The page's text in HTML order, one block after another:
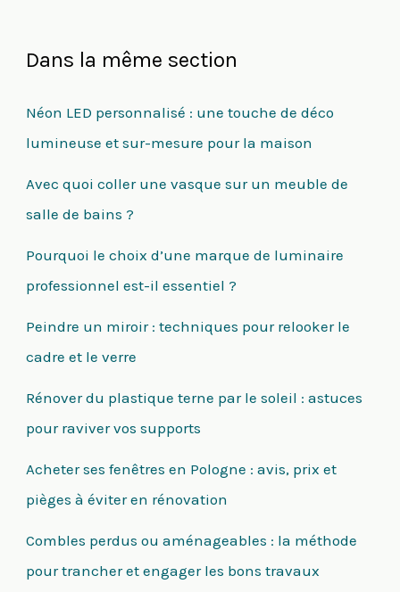
Dans la même section
Néon LED personnalisé : une touche de déco
lumineuse et sur-mesure pour la maison
Avec quoi coller une vasque sur un meuble de
salle de bains ?
Pourquoi le choix d’une marque de luminaire
professionnel est-il essentiel ?
Peindre un miroir : techniques pour relooker le
cadre et le verre
Rénover du plastique terne par le soleil : astuces
pour raviver vos supports
Acheter ses fenêtres en Pologne : avis, prix et
pièges à éviter en rénovation
Combles perdus ou aménageables : la méthode
pour trancher et engager les bons travaux